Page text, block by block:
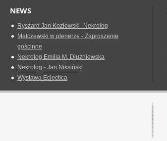
NEWS
Ryszard Jan Kozłowski -Nekrolog
Malczewski w plenerze - Zaproszenie
gościnne
Nekrolog Emilia M. Dłużniewska
Nekrolog - Jan Niksiński
Wystawa Eclectica